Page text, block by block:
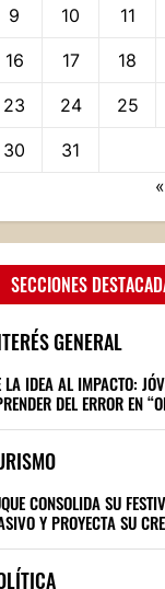
9 10 11
16 17 18
23 24 25
30
31
SECCIONES
GENERAL
LA IDEA AL IMPACTO:
DEL ERROR EN
CONSOLIDA SU
Y PROYECTA SU